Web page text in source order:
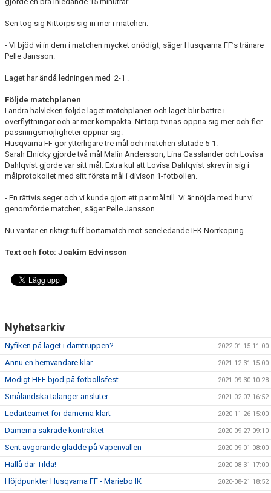
Sen tog sig Nittorps sig in mer i matchen.
- VI bjöd vi in dem i matchen mycket onödigt, säger Husqvarna FF’s tränare
Pelle Jansson.
Laget har ändå ledningen med 2-1 .
Följde matchplanen
I andra halvleken följde laget matchplanen och laget blir bättre i
överflyttningar och är mer kompakta. Nittorp tvinas öppna sig mer och fler
passningsmöjligheter öppnar sig.
Husqvarna FF gör ytterligare tre mål och matchen slutade 5-1.
Sarah Elnicky gjorde två mål Malin Andersson, Lina Gasslander och Lovisa
Dahlqvist gjorde var sitt mål. Extra kul att Lovisa Dahlqvist skrev in sig i
målprotokollet med sitt första mål i divison 1-fotbollen.
- En rättvis seger och vi kunde gjort ett par mål till. Vi är nöjda med hur vi
genomförde matchen, säger Pelle Jansson
Nu väntar en riktigt tuff bortamatch mot serieledande IFK Norrköping.
Text och foto: Joakim Edvinsson
Nyhetsarkiv
Nyfiken på läget i damtruppen? 2022-01-15 11:00
Ännu en hemvändare klar 2021-12-31 15:00
Modigt HFF bjöd på fotbollsfest 2021-09-30 10:28
Småländska talanger ansluter 2021-02-07 16:52
Ledarteamet för damerna klart 2020-11-26 15:00
Damerna säkrade kontraktet 2020-09-27 09:10
Sent avgörande gladde på Vapenvallen 2020-09-01 08:00
Hallå där Tilda! 2020-08-31 17:00
Höjdpunkter Husqvarna FF - Mariebo IK 2020-08-21 18:52